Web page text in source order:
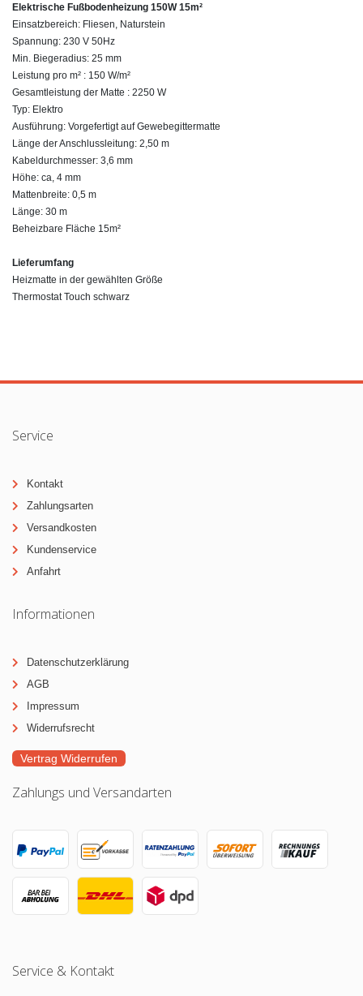
Elektrische Fußbodenheizung 150W 15m²
Einsatzbereich: Fliesen, Naturstein
Spannung: 230 V 50Hz
Min. Biegeradius: 25 mm
Leistung pro m² : 150 W/m²
Gesamtleistung der Matte : 2250 W
Typ: Elektro
Ausführung: Vorgefertigt auf Gewebegittermatte
Länge der Anschlussleitung: 2,50 m
Kabeldurchmesser: 3,6 mm
Höhe: ca, 4 mm
Mattenbreite: 0,5 m
Länge: 30 m
Beheizbare Fläche 15m²
Lieferumfang
Heizmatte in der gewählten Größe
Thermostat Touch schwarz
Service
Kontakt
Zahlungsarten
Versandkosten
Kundenservice
Anfahrt
Informationen
Datenschutzerklärung
AGB
Impressum
Widerrufsrecht
Vertrag Widerrufen
Zahlungs und Versandarten
Service & Kontakt